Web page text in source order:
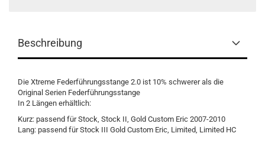
Beschreibung
Die Xtreme Federführungsstange 2.0 ist 10% schwerer als die
Original Serien Federführungsstange
In 2 Längen erhältlich:
Kurz: passend für Stock, Stock II, Gold Custom Eric 2007-2010
Lang: passend für Stock III Gold Custom Eric, Limited, Limited HC